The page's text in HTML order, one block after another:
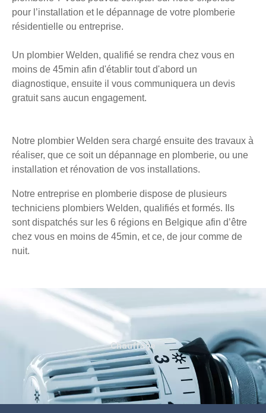
pour l’installation et le dépannage de votre plomberie
résidentielle ou entreprise.
Un plombier Welden, qualifié se rendra chez vous en
moins de 45min afin d'établir tout d'abord un
diagnostique, ensuite il vous communiquera un devis
gratuit sans aucun engagement.
Notre plombier Welden sera chargé ensuite des travaux à
réaliser, que ce soit un dépannage en plomberie, ou une
installation et rénovation de vos installations.
Notre entreprise en plomberie dispose de plusieurs
techniciens plombiers Welden, qualifiés et formés. Ils
sont dispatchés sur les 6 régions en Belgique afin d’être
chez vous en moins de 45min, et ce, de jour comme de
nuit.
Chauffage